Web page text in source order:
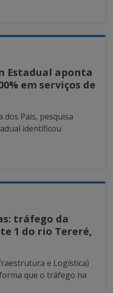
Estadual aponta
em serviços de
dos Pais, pesquisa
identificou
tráfego da
1 do rio Tereré,
e Logística)
que o tráfego na